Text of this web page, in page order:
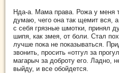
Нда-а. Мама права. Рожа у меня
думаю, чего она так щемит вся,
с себя грязные шмотки, принял
шипя, как змея, от боли. Стал
лучше пока не показываться.
звонить, просить «отгул за
магарыч за доброту его. Ладно,
выйду, и все обойдется.